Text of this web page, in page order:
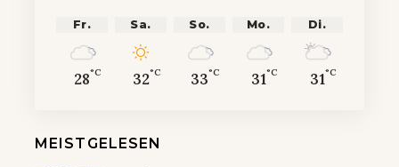
Fr.
28°C
Sa.
32°C
So.
33°C
Mo.
31°C
Di.
31°C
MEISTGELESEN